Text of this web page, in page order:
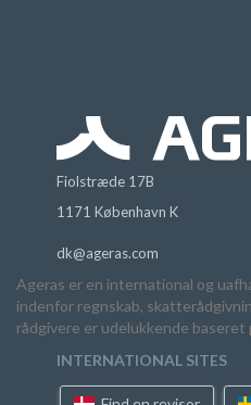
Fiolstræde 17B
1171 København K
dk@ageras.com
Ageras er en international og
indenfor regnskab,
rådgivere er udelukkende
INTERNATIONAL SITES